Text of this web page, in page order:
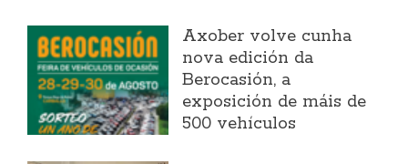
Axober volve cunha
nova edición da
Berocasión, a
exposición de máis de
500 vehículos